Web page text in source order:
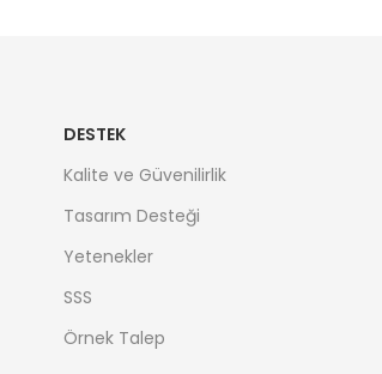
DESTEK
Kalite ve Güvenilirlik
Tasarım Desteği
Yetenekler
SSS
Örnek Talep